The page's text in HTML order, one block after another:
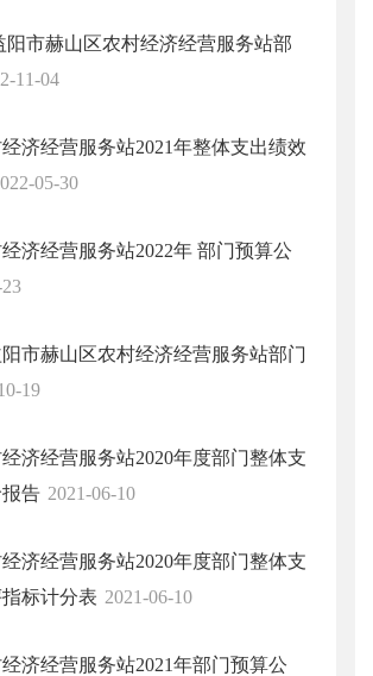
阳市赫山区农村经济经营服务站部
11-04
济经营服务站2021年整体支出绩效
05-30
济经营服务站2022年 部门预算公
阳市赫山区农村经济经营服务站部门
19
济经营服务站2020年度部门整体支
告 2021-06-10
济经营服务站2020年度部门整体支
标计分表 2021-06-10
济经营服务站2021年部门预算公